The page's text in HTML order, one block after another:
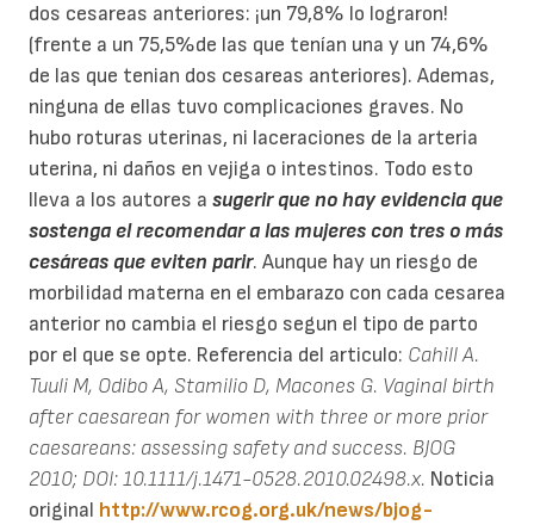
dos cesareas anteriores: ¡un 79,8% lo lograron!
(frente a un 75,5%de las que tenían una y un 74,6%
de las que tenian dos cesareas anteriores). Ademas,
ninguna de ellas tuvo complicaciones graves. No
hubo roturas uterinas, ni laceraciones de la arteria
uterina, ni daños en vejiga o intestinos. Todo esto
lleva a los autores a sugerir que no hay evidencia que
sostenga el recomendar a las mujeres con tres o más
cesáreas que eviten parir. Aunque hay un riesgo de
morbilidad materna en el embarazo con cada cesarea
anterior no cambia el riesgo segun el tipo de parto
por el que se opte. Referencia del articulo: Cahill A.
Tuuli M, Odibo A, Stamilio D, Macones G. Vaginal birth
after caesarean for women with three or more prior
caesareans: assessing safety and success. BJOG
2010; DOI: 10.1111/j.1471-0528.2010.02498.x. Noticia
original http://www.rcog.org.uk/news/bjog-